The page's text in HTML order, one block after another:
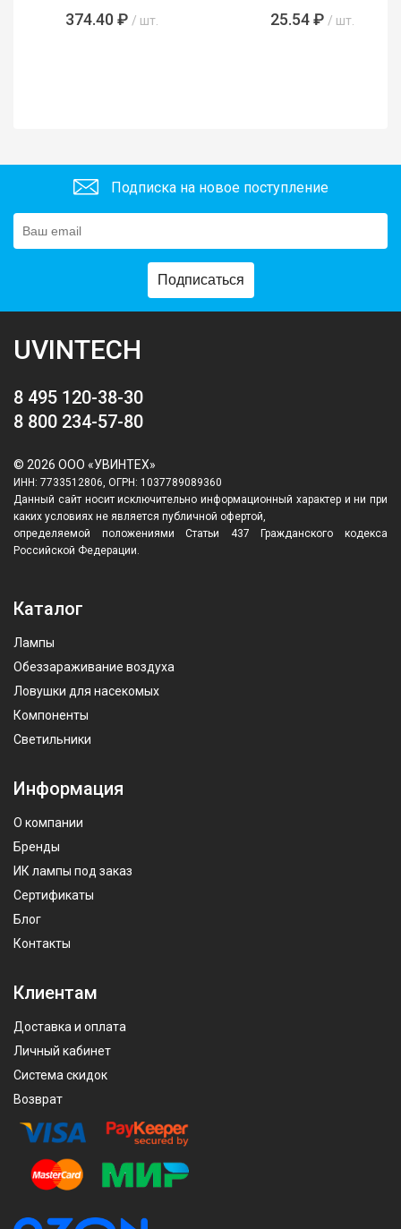
374.40 ₽ / шт. 25.54 ₽ / шт.
Подписка на новое поступление
Подписаться
UVINTECH
8 495 120-38-30
8 800 234-57-80
© 2026 ООО «УВИНТЕХ»
ИНН: 7733512806, ОГРН: 1037789089360
Данный сайт носит исключительно информационный характер и ни при
каких условиях не является публичной офертой,
определяемой положениями Статьи 437 Гражданского кодекса
Российской Федерации.
Каталог
Лампы
Обеззараживание воздуха
Ловушки для насекомых
Компоненты
Светильники
Информация
О компании
Бренды
ИК лампы под заказ
Сертификаты
Блог
Контакты
Клиентам
Доставка и оплата
Личный кабинет
Система скидок
Возврат